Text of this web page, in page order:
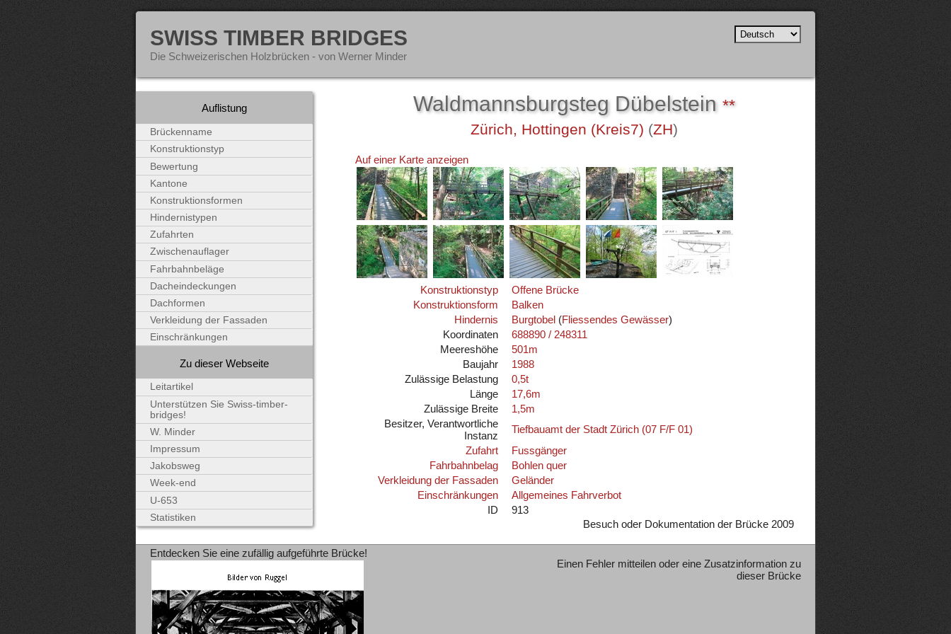
SWISS TIMBER BRIDGES
Die Schweizerischen Holzbrücken - von Werner Minder
Waldmannsburgsteg Dübelstein**
Zürich, Hottingen (Kreis7) (ZH)
Auf einer Karte anzeigen
Konstruktionstyp
Offene Brücke
Konstruktionsform
Balken
Hindernis
Burgtobel(Fliessendes Gewässer)
Koordinaten
688890 / 248311
Meereshöhe
501m
Baujahr
1988
Zulässige Belastung
0,5t
Länge
17,6m
Zulässige Breite
1,5m
Besitzer, Verantwortliche
Instanz
Tiefbauamt der Stadt Zürich (07 F/F 01)
Zufahrt
Fussgänger
Fahrbahnbelag
Bohlen quer
Verkleidung der Fassaden
Geländer
Einschränkungen
Allgemeines Fahrverbot
ID
913
Besuch oder Dokumentation der Brücke 2009
Auflistung
Brückenname
Konstruktionstyp
Bewertung
Kantone
Konstruktionsformen
Hindernistypen
Zufahrten
Zwischenauflager
Fahrbahnbeläge
Dacheindeckungen
Dachformen
Verkleidung der Fassaden
Einschränkungen
Zu dieser Webseite
Leitartikel
Unterstützen Sie Swiss-timber-
bridges!
W. Minder
Impressum
Jakobsweg
Week-end
U-653
Statistiken
Entdecken Sie eine zufällig aufgeführte Brücke!
Einen Fehler mitteilen oder eine Zusatzinformation zu
dieser Brücke